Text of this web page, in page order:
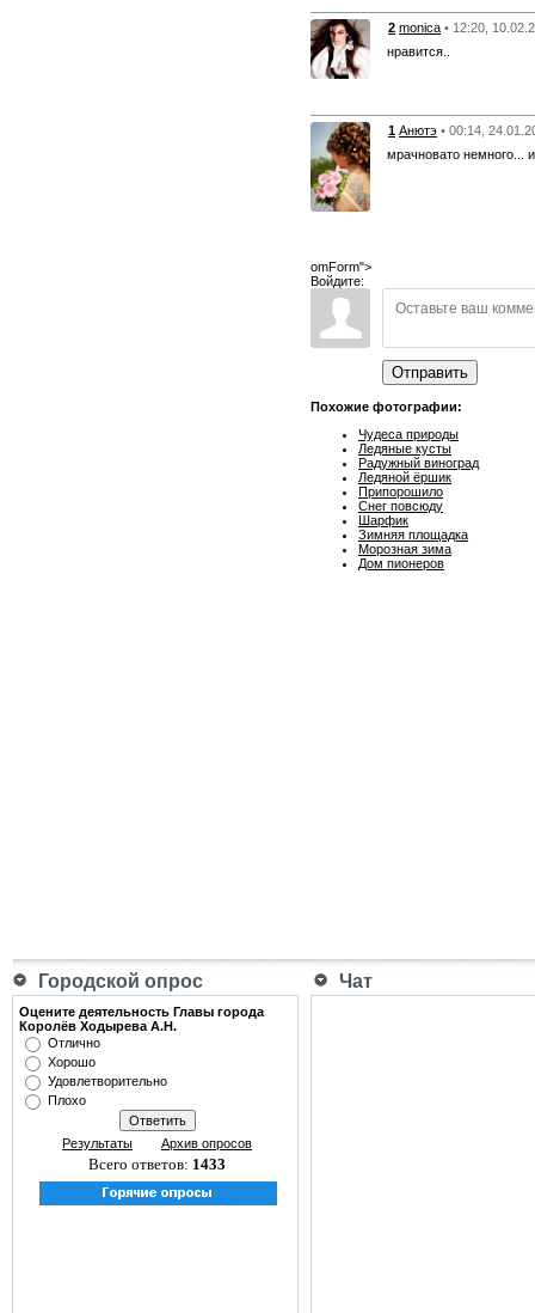
2 monica • 12:20,
нравится..
1 Анютэ • 00:14,
мрачновато немного...
omForm">
Войдите:
Отправить
Похожие фотографии:
Чудеса природы
Ледяные кусты
Радужный виноград
Ледяной ёршик
Припорошило
Снег повсюду
Шарфик
Зимняя площадка
Морозная зима
Дом пионеров
Городской опрос Чат
Оцените деятельность Главы города
Королёв Ходырева А.Н.
Отлично
Хорошо
Удовлетворительно
Плохо
Результаты Архив опросов
Всего ответов: 1433